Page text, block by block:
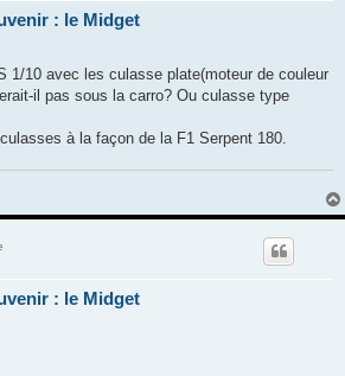
: le Midget
1/10 avec les culasse plate(moteur de couleur
il pas sous la carro? Ou culasse type
à la façon de la F1 Serpent 180.
: le Midget